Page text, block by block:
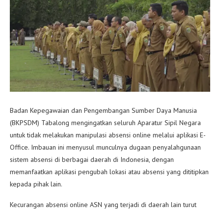
Badan Kepegawaian dan Pengembangan Sumber Daya Manusia
(BKPSDM) Tabalong mengingatkan seluruh Aparatur Sipil Negara
untuk tidak melakukan manipulasi absensi online melalui aplikasi E-
Office. Imbauan ini menyusul munculnya dugaan penyalahgunaan
sistem absensi di berbagai daerah di Indonesia, dengan
memanfaatkan aplikasi pengubah lokasi atau absensi yang dititipkan
kepada pihak lain.
Kecurangan absensi online ASN yang terjadi di daerah lain turut